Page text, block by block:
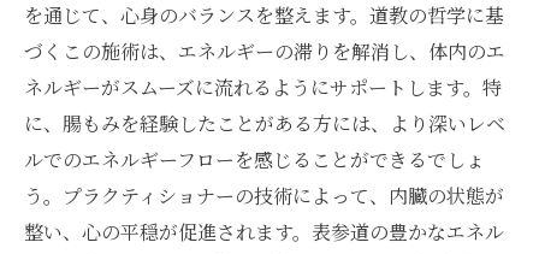
を通じて、心身のバランスを整えます。道教の哲学に基
づくこの施術は、エネルギーの滞りを解消し、体内のエ
ネルギーがスムーズに流れるようにサポートします。特
に、腸もみを経験したことがある方には、より深いレベ
ルでのエネルギーフローを感じることができるでしょ
う。プラクティショナーの技術によって、内臓の状態が
整い、心の平穏が促進されます。表参道の豊かなエネル